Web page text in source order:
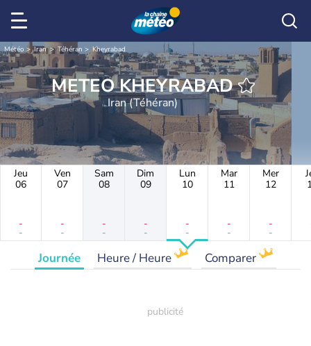
Météo Iran Téhéran Kheyrabad
METEO KHEYRABAD
Iran (Téhéran)
Jeu
06
-
-
Ven
07
-
-
Sam
08
-
-
Dim
09
-
-
Lun
10
-
-
Mar
11
-
-
Mer
12
-
-
Journée Heure / Heure Comparer